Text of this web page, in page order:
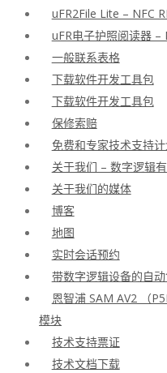
uFR2File Lite – NFC
uFR电子护照阅读器
一般联系表格
下载软件开发工具包
下载软件开发工具包
保修索赔
免费和专家技术支持
关于我们 – 数字逻辑
关于我们的媒体
博客
地图
实时会话预约
带数字逻辑设备的自
恩智浦 SAM AV2 （
模块
技术支持票证
技术文档下载